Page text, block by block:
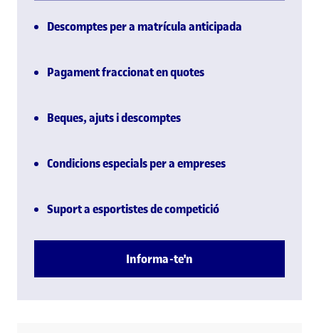
Descomptes per a matrícula anticipada
Pagament fraccionat en quotes
Beques, ajuts i descomptes
Condicions especials per a empreses
Suport a esportistes de competició
Informa-te'n